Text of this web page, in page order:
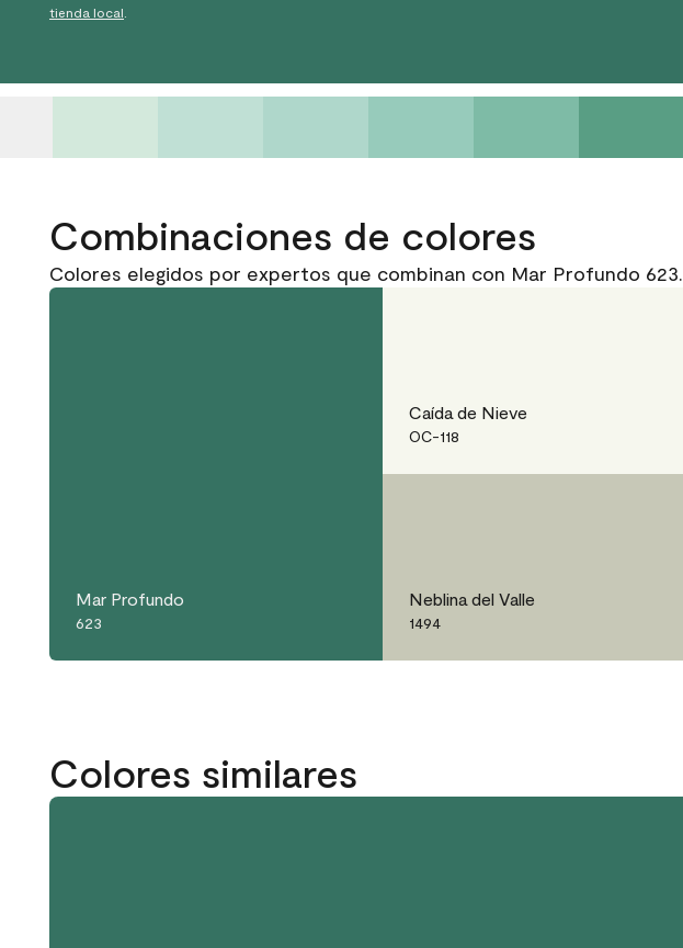
tienda local
Combinaciones de colores
Colores elegidos por expertos que combinan con Mar Profundo 623.
Mar Profundo
623
Caída de Nieve
OC-118
Neblina del Valle
1494
Colores similares